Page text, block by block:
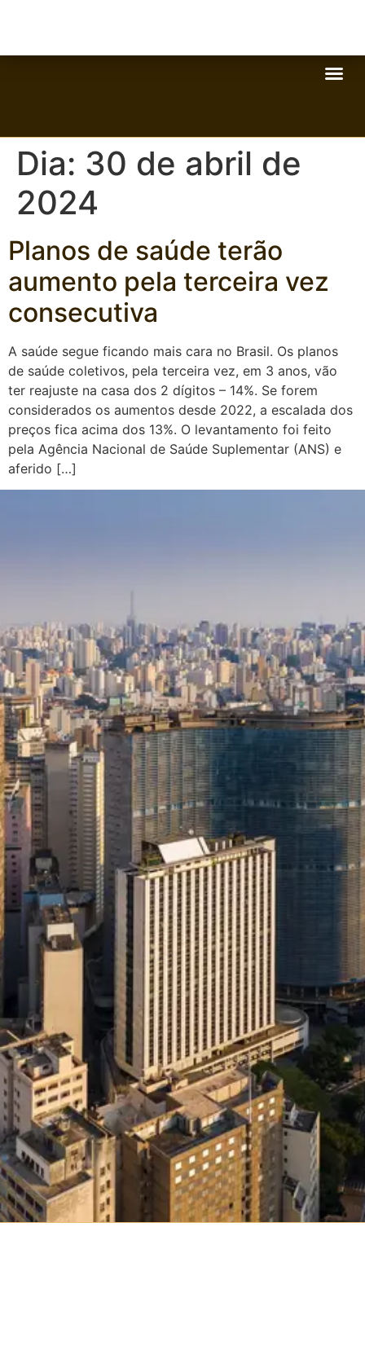
Dia: 30 de abril de
2024
Planos de saúde terão
aumento pela terceira vez
consecutiva
A saúde segue ficando mais cara no Brasil. Os planos
de saúde coletivos, pela terceira vez, em 3 anos, vão
ter reajuste na casa dos 2 dígitos – 14%. Se forem
considerados os aumentos desde 2022, a escalada dos
preços fica acima dos 13%. O levantamento foi feito
pela Agência Nacional de Saúde Suplementar (ANS) e
aferido […]